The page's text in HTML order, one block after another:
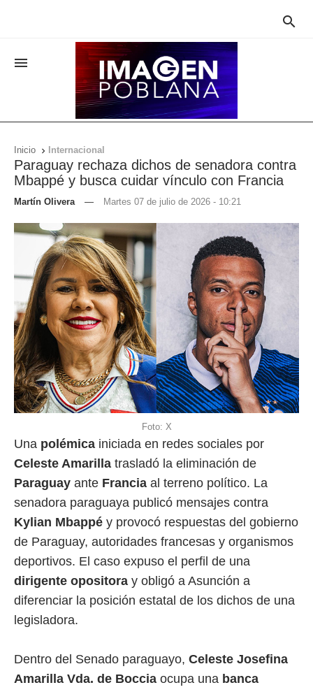


Inicio  Internacional
Paraguay rechaza dichos de senadora contra
Mbappé y busca cuidar vínculo con Francia
Martín Olivera — Martes 07 de julio de 2026 - 10:21
Foto: X
Una polémica iniciada en redes sociales por
Celeste Amarilla trasladó la eliminación de
Paraguay ante Francia al terreno político. La
senadora paraguaya publicó mensajes contra
Kylian Mbappé y provocó respuestas del gobierno
de Paraguay, autoridades francesas y organismos
deportivos. El caso expuso el perfil de una
dirigente opositora y obligó a Asunción a
diferenciar la posición estatal de los dichos de una
legisladora.
Dentro del Senado paraguayo, Celeste Josefina
Amarilla Vda. de Boccia ocupa una banca